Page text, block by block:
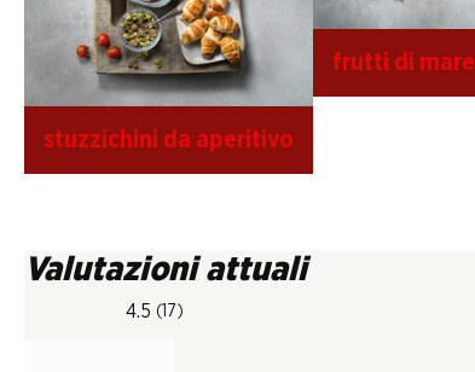
stuzzichini da aperitivo
frutti di mare
Valutazioni attuali
4.5 (17)